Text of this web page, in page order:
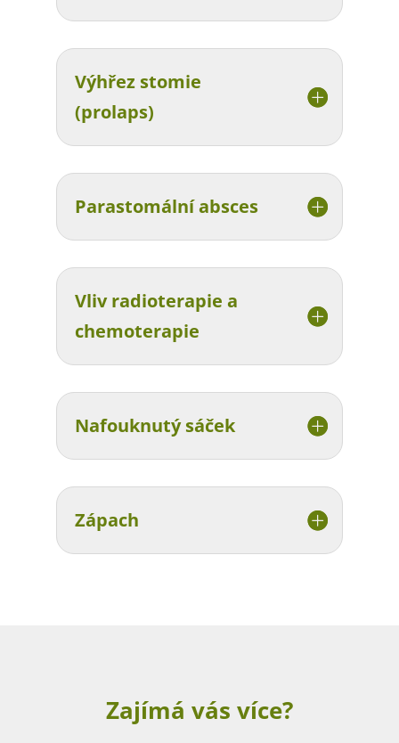
Výhřez stomie
(prolaps)
Parastomální absces
Vliv radioterapie a
chemoterapie
Nafouknutý sáček
Zápach
Zajímá vás více?